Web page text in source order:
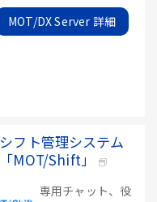
MOT/DX Server 詳細
シフト管理システム
「MOT/Shift」
専用チャット、役